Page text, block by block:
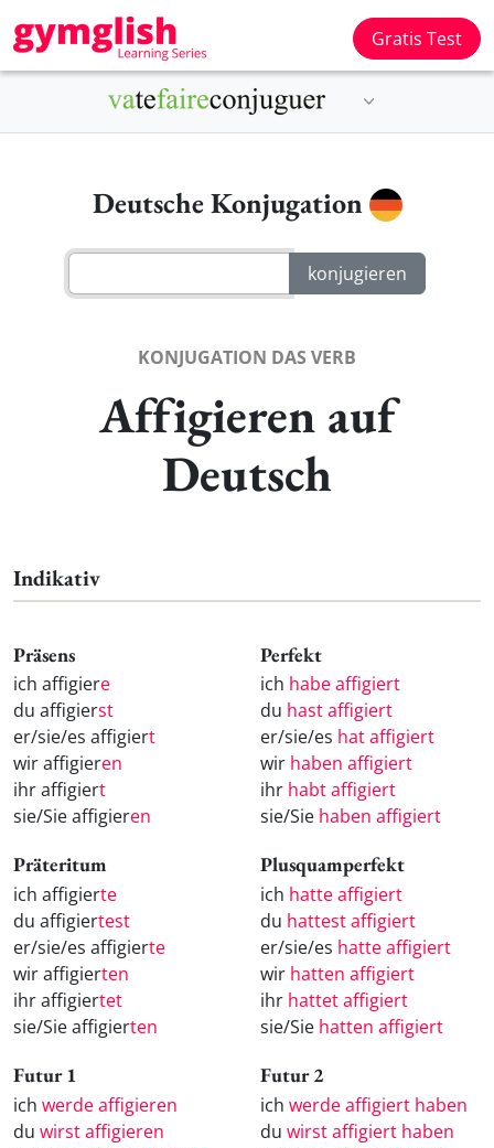
Gratis Test
Deutsche Konjugation
KONJUGATION DAS VERB
Affigieren auf
Deutsch
Indikativ
Präsens
ich affigiere
du affigierst
er/sie/es affigiert
wir affigieren
ihr affigiert
sie/Sie affigieren
Perfekt
ich habe affigiert
du hast affigiert
er/sie/es hat affigiert
wir haben affigiert
ihr habt affigiert
sie/Sie haben affigiert
Präteritum
ich affigierte
du affigiertest
er/sie/es affigierte
wir affigierten
ihr affigiertet
sie/Sie affigierten
Plusquamperfekt
ich hatte affigiert
du hattest affigiert
er/sie/es hatte affigiert
wir hatten affigiert
ihr hattet affigiert
sie/Sie hatten affigiert
Futur 1
ich werde affigieren
du wirst affigieren
Futur 2
ich werde affigiert haben
du wirst affigiert haben